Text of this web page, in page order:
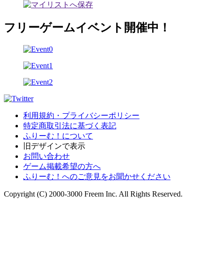
フリーゲームイベント開催中！
利用規約・プライバシーポリシー
特定商取引法に基づく表記
ふりーむ！について
旧デザインで表示
お問い合わせ
ゲーム掲載希望の方へ
ふりーむ！へのご意見をお聞かせください
Copyright (C) 2000-3000 Freem Inc. All Rights Reserved.